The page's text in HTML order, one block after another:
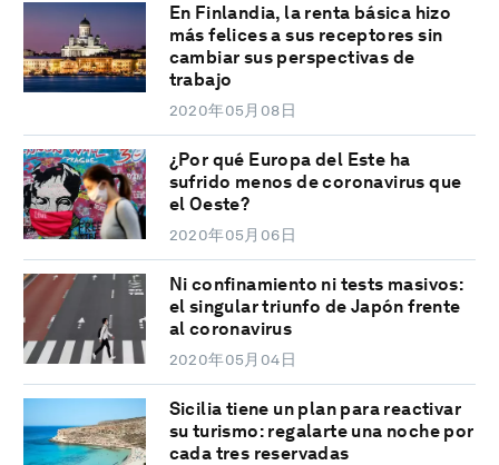
En Finlandia, la renta básica hizo
más felices a sus receptores sin
cambiar sus perspectivas de
trabajo
2020年05月08日
¿Por qué Europa del Este ha
sufrido menos de coronavirus que
el Oeste?
2020年05月06日
Ni confinamiento ni tests masivos:
el singular triunfo de Japón frente
al coronavirus
2020年05月04日
Sicilia tiene un plan para reactivar
su turismo: regalarte una noche por
cada tres reservadas